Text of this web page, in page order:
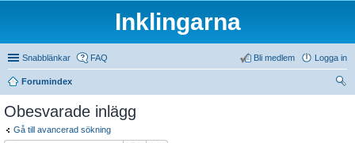
Inklingarna
Snabblänkar FAQ Logga in
Bli medlem
Forumindex
Obesvarade inlägg
Gå till avancerad sökning